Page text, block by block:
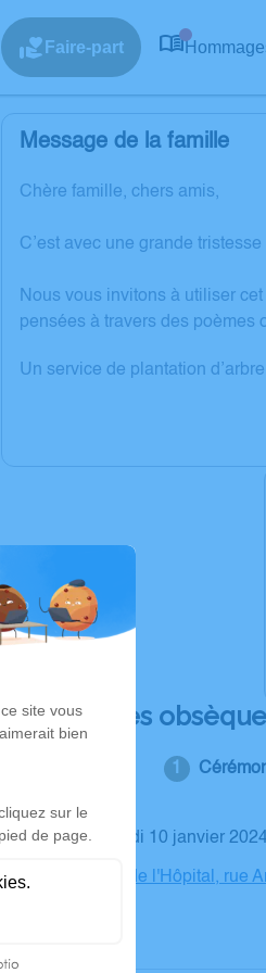
Faire-part
Message de la famille
Chère famille, chers amis,
C’est avec une grande
Nous vous invitons à utiliser
pensées à travers des poèmes
Un service de plantation
Déroulé des
Le mercredi 10 janvier
Chapelle de l'Hôpital, rue